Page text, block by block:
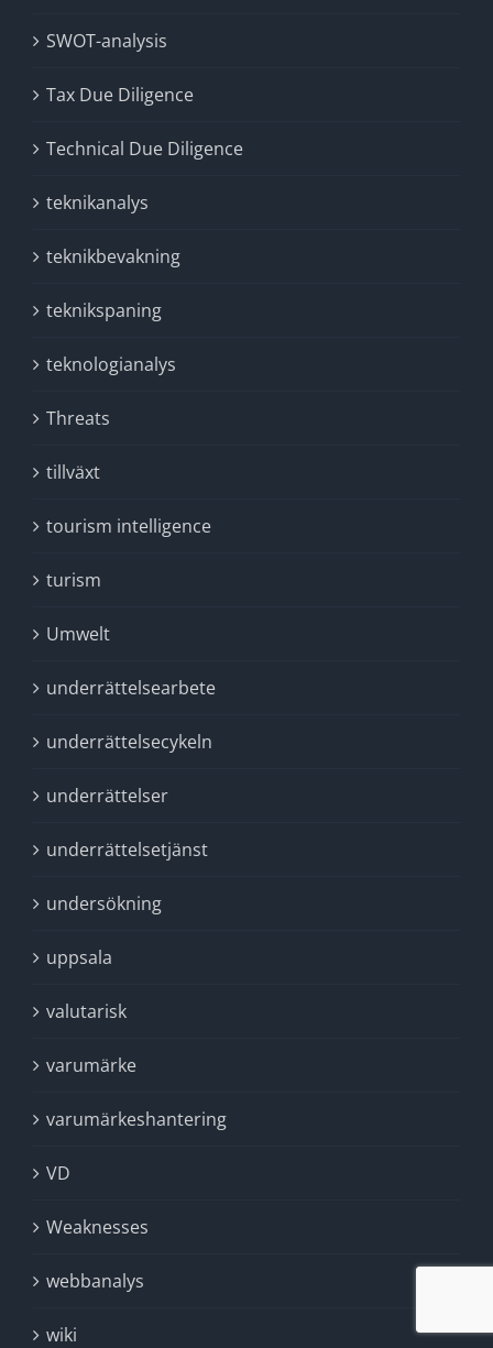
SWOT-analysis
Tax Due Diligence
Technical Due Diligence
teknikanalys
teknikbevakning
teknikspaning
teknologianalys
Threats
tillväxt
tourism intelligence
turism
Umwelt
underrättelsearbete
underrättelsecykeln
underrättelser
underrättelsetjänst
undersökning
uppsala
valutarisk
varumärke
varumärkeshantering
VD
Weaknesses
webbanalys
wiki